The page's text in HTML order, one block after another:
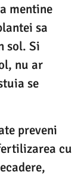
mentine
sa
sol. Si
nu ar
se
preveni
cu